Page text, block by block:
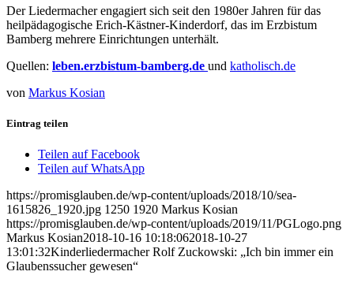
Der Liedermacher engagiert sich seit den 1980er Jahren für das
heilpädagogische Erich-Kästner-Kinderdorf, das im Erzbistum
Bamberg mehrere Einrichtungen unterhält.
Quellen: leben.erzbistum-bamberg.de und katholisch.de
von Markus Kosian
Eintrag teilen
Teilen auf Facebook
Teilen auf WhatsApp
https://promisglauben.de/wp-content/uploads/2018/10/sea-
1615826_1920.jpg 1250 1920 Markus Kosian
https://promisglauben.de/wp-content/uploads/2019/11/PGLogo.png
Markus Kosian2018-10-16 10:18:062018-10-27
13:01:32Kinderliedermacher Rolf Zuckowski: „Ich bin immer ein
Glaubenssucher gewesen“